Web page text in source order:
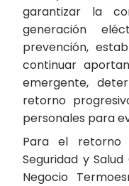
garantizar la
generación
prevención,
continuar
emergente,
retorno
personales para
Para el
Seguridad y
Negocio